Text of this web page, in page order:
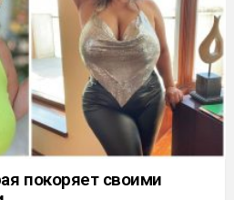
покоряет своими